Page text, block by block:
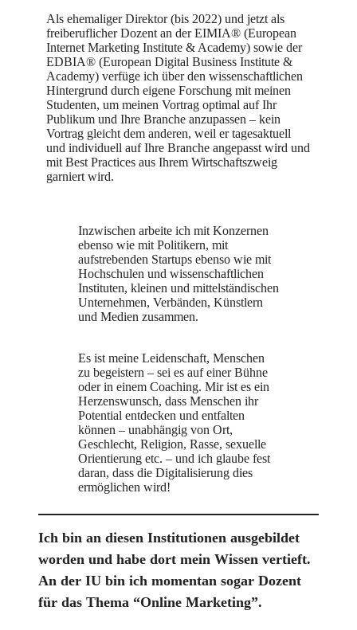
Als ehemaliger Direktor (bis 2022) und jetzt als
freiberuflicher Dozent an der EIMIA® (European
Internet Marketing Institute & Academy) sowie der
EDBIA® (European Digital Business Institute &
Academy) verfüge ich über den wissenschaftlichen
Hintergrund durch eigene Forschung mit meinen
Studenten, um meinen Vortrag optimal auf Ihr
Publikum und Ihre Branche anzupassen – kein
Vortrag gleicht dem anderen, weil er tagesaktuell
und individuell auf Ihre Branche angepasst wird und
mit Best Practices aus Ihrem Wirtschaftszweig
garniert wird.
Inzwischen arbeite ich mit Konzernen
ebenso wie mit Politikern, mit
aufstrebenden Startups ebenso wie mit
Hochschulen und wissenschaftlichen
Instituten, kleinen und mittelständischen
Unternehmen, Verbänden, Künstlern
und Medien zusammen.
Es ist meine Leidenschaft, Menschen
zu begeistern – sei es auf einer Bühne
oder in einem Coaching. Mir ist es ein
Herzenswunsch, dass Menschen ihr
Potential entdecken und entfalten
können – unabhängig von Ort,
Geschlecht, Religion, Rasse, sexuelle
Orientierung etc. – und ich glaube fest
daran, dass die Digitalisierung dies
ermöglichen wird!
Ich bin an diesen Institutionen ausgebildet
worden und habe dort mein Wissen vertieft.
An der IU bin ich momentan sogar Dozent
für das Thema “Online Marketing”.